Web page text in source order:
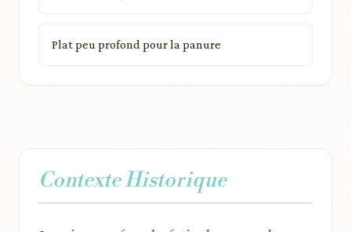
Plat peu profond pour la panure
Contexte Historique